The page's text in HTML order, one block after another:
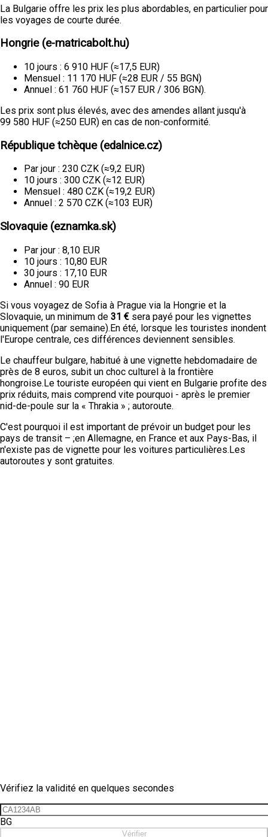
La Bulgarie offre les prix les plus abordables, en particulier pour
les voyages de courte durée.
Hongrie (e-matricabolt.hu)
10 jours : 6 910 HUF (≈17,5 EUR)
Mensuel : 11 170 HUF (≈28 EUR / 55 BGN)
Annuel : 61 760 HUF (≈157 EUR / 306 BGN).
Les prix sont plus élevés, avec des amendes allant jusqu'à
99 580 HUF (≈250 EUR) en cas de non-conformité.
République tchèque (edalnice.cz)
Par jour : 230 CZK (≈9,2 EUR)
10 jours : 300 CZK (≈12 EUR)
Mensuel : 480 CZK (≈19,2 EUR)
Annuel : 2 570 CZK (≈103 EUR)
Slovaquie (eznamka.sk)
Par jour : 8,10 EUR
10 jours : 10,80 EUR
30 jours : 17,10 EUR
Annuel : 90 EUR
Si vous voyagez de Sofia à Prague via la Hongrie et la
Slovaquie, un minimum de 31 € sera payé pour les vignettes
uniquement (par semaine).En été, lorsque les touristes inondent
l'Europe centrale, ces différences deviennent sensibles.
Le chauffeur bulgare, habitué à une vignette hebdomadaire de
près de 8 euros, subit un choc culturel à la frontière
hongroise.Le touriste européen qui vient en Bulgarie profite des
prix réduits, mais comprend vite pourquoi - après le premier
nid-de-poule sur la « Thrakia » ; autoroute.
C'est pourquoi il est important de prévoir un budget pour les
pays de transit – ;en Allemagne, en France et aux Pays-Bas, il
n'existe pas de vignette pour les voitures particulières.Les
autoroutes y sont gratuites.
Vérifiez la validité en quelques secondes
BG
Vérifier